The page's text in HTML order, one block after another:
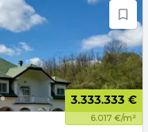
3.333.333 €
6.017 €/m²